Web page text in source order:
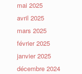
mai 2025
avril 2025
mars 2025
février 2025
janvier 2025
décembre 2024